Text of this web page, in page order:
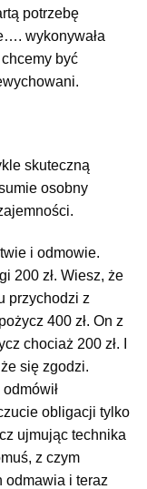
potrzebę
wykonywała
być
skuteczną
osobny
i odmowie.
200 zł. Wiesz, że
przychodzi z
400 zł. On z
chociaż 200 zł. I
się zgodzi.
obligacji tylko
ujmując technika
z czym
odmawia i teraz